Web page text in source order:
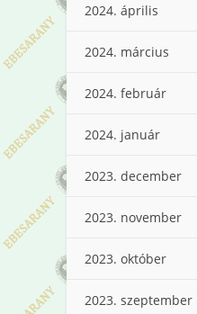
2024. április
2024. március
2024. február
2024. január
2023. december
2023. november
2023. október
2023. szeptember